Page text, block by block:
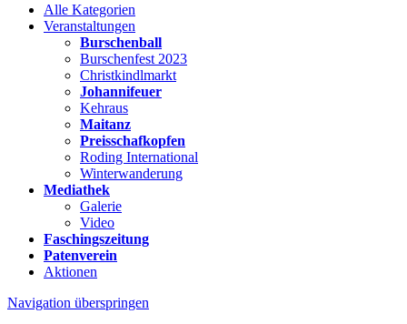
Alle Kategorien
Veranstaltungen
Burschenball
Burschenfest 2023
Christkindlmarkt
Johannifeuer
Kehraus
Maitanz
Preisschafkopfen
Roding International
Winterwanderung
Mediathek
Galerie
Video
Faschingszeitung
Patenverein
Aktionen
Navigation überspringen